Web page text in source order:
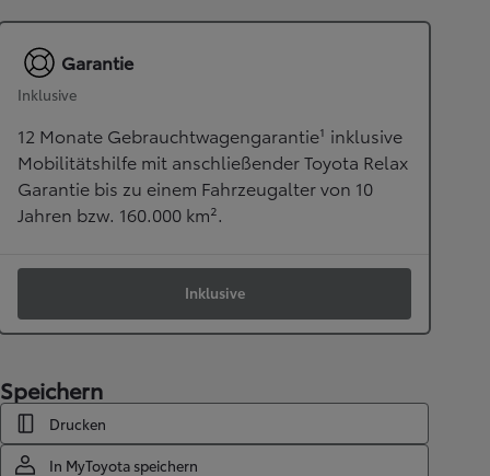
Garantie
Inklusive
12 Monate Gebrauchtwagengarantie¹ inklusive
Mobilitätshilfe mit anschließender Toyota Relax
Garantie bis zu einem Fahrzeugalter von 10
Jahren bzw. 160.000 km².
Inklusive
Speichern
Drucken
In MyToyota speichern